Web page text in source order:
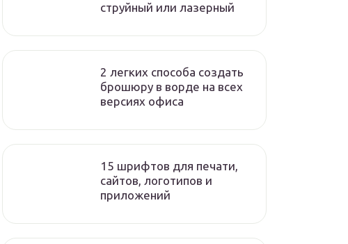
струйный или лазерный
2 легких способа создать
брошюру в ворде на всех
версиях офиса
15 шрифтов для печати,
сайтов, логотипов и
приложений